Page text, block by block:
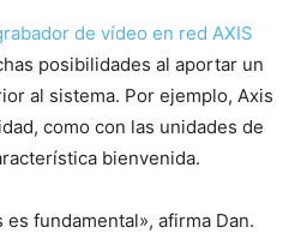
de vídeo en red AXIS
posibilidades al aportar un
al sistema. Por ejemplo, Axis
como con las unidades de
bienvenida.
fundamental», afirma Dan.